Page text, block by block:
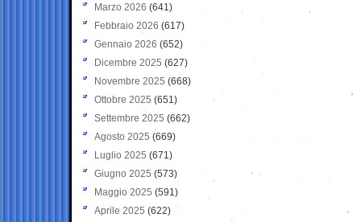
Marzo 2026 (641)
Febbraio 2026 (617)
Gennaio 2026 (652)
Dicembre 2025 (627)
Novembre 2025 (668)
Ottobre 2025 (651)
Settembre 2025 (662)
Agosto 2025 (669)
Luglio 2025 (671)
Giugno 2025 (573)
Maggio 2025 (591)
Aprile 2025 (622)